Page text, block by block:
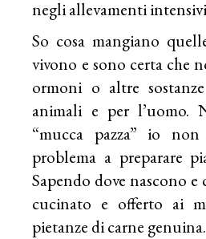
negli allevamenti
So cosa mangiano
vivono e sono certa che
ormoni o altre
animali e per l’uomo.
“mucca pazza” io
problema a preparare
Sapendo dove nascono e
cucinato e offerto ai
pietanze di carne genuina.